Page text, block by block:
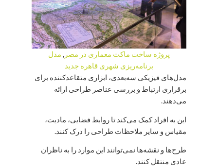
پروژه ساخت ماکت معماری در مصر , مدل
برنامه‌ریزی شهری قاهره جدید
مدل‌های فیزیکی سه‌بعدی، ابزاری متقاعدکننده برای
برقراری ارتباط و بررسی عناصر طراحی ارائه
می‌دهند.
این به افراد کمک می‌کند تا روابط فضایی، مادیت،
مقیاس و سایر ملاحظات طراحی را درک کنند.
طرح‌ها و نقشه‌ها نمی‌توانند این موارد را به ناظران
عادی منتقل کنند.